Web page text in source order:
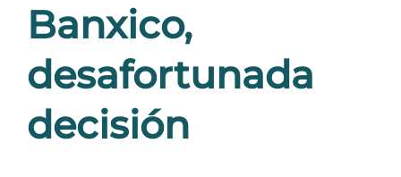
Banxico,
desafortunada
decisión